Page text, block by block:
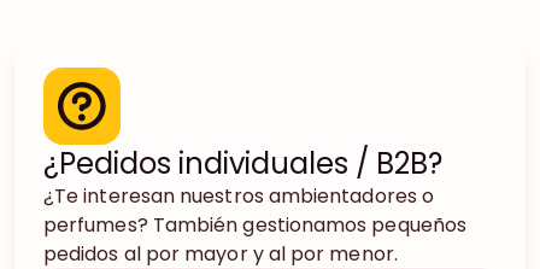
¿Pedidos individuales / B2B?
¿Te interesan nuestros ambientadores o
perfumes? También gestionamos pequeños
pedidos al por mayor y al por menor.